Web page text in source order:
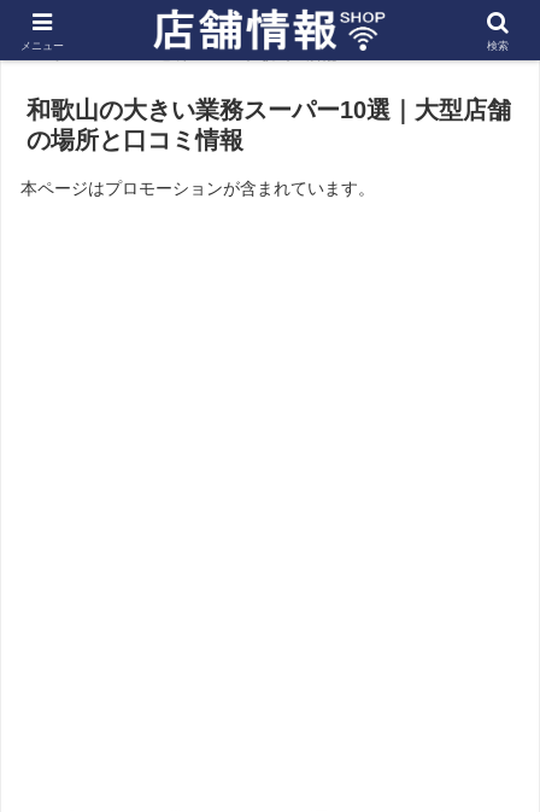
ホーム 近畿 和歌山の店舗
和歌山の大きい業務スーパー10選｜大型店舗
の場所と口コミ情報
本ページはプロモーションが含まれています。
メニュー 検索